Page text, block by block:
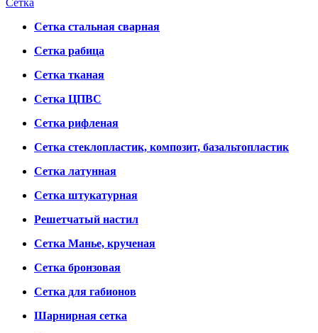
Сетка
Сетка стальная сварная
Сетка рабица
Сетка тканая
Сетка ЦПВС
Сетка рифленая
Сетка стеклопластик, композит, базальтопластик
Сетка латунная
Сетка штукатурная
Решетчатый настил
Сетка Манье, крученая
Сетка бронзовая
Сетка для габионов
Шарнирная сетка